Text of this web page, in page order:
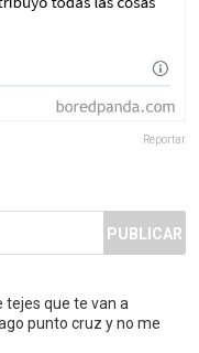
Reportar
PUBLICAR
tejes que te van a
punto cruz y no me